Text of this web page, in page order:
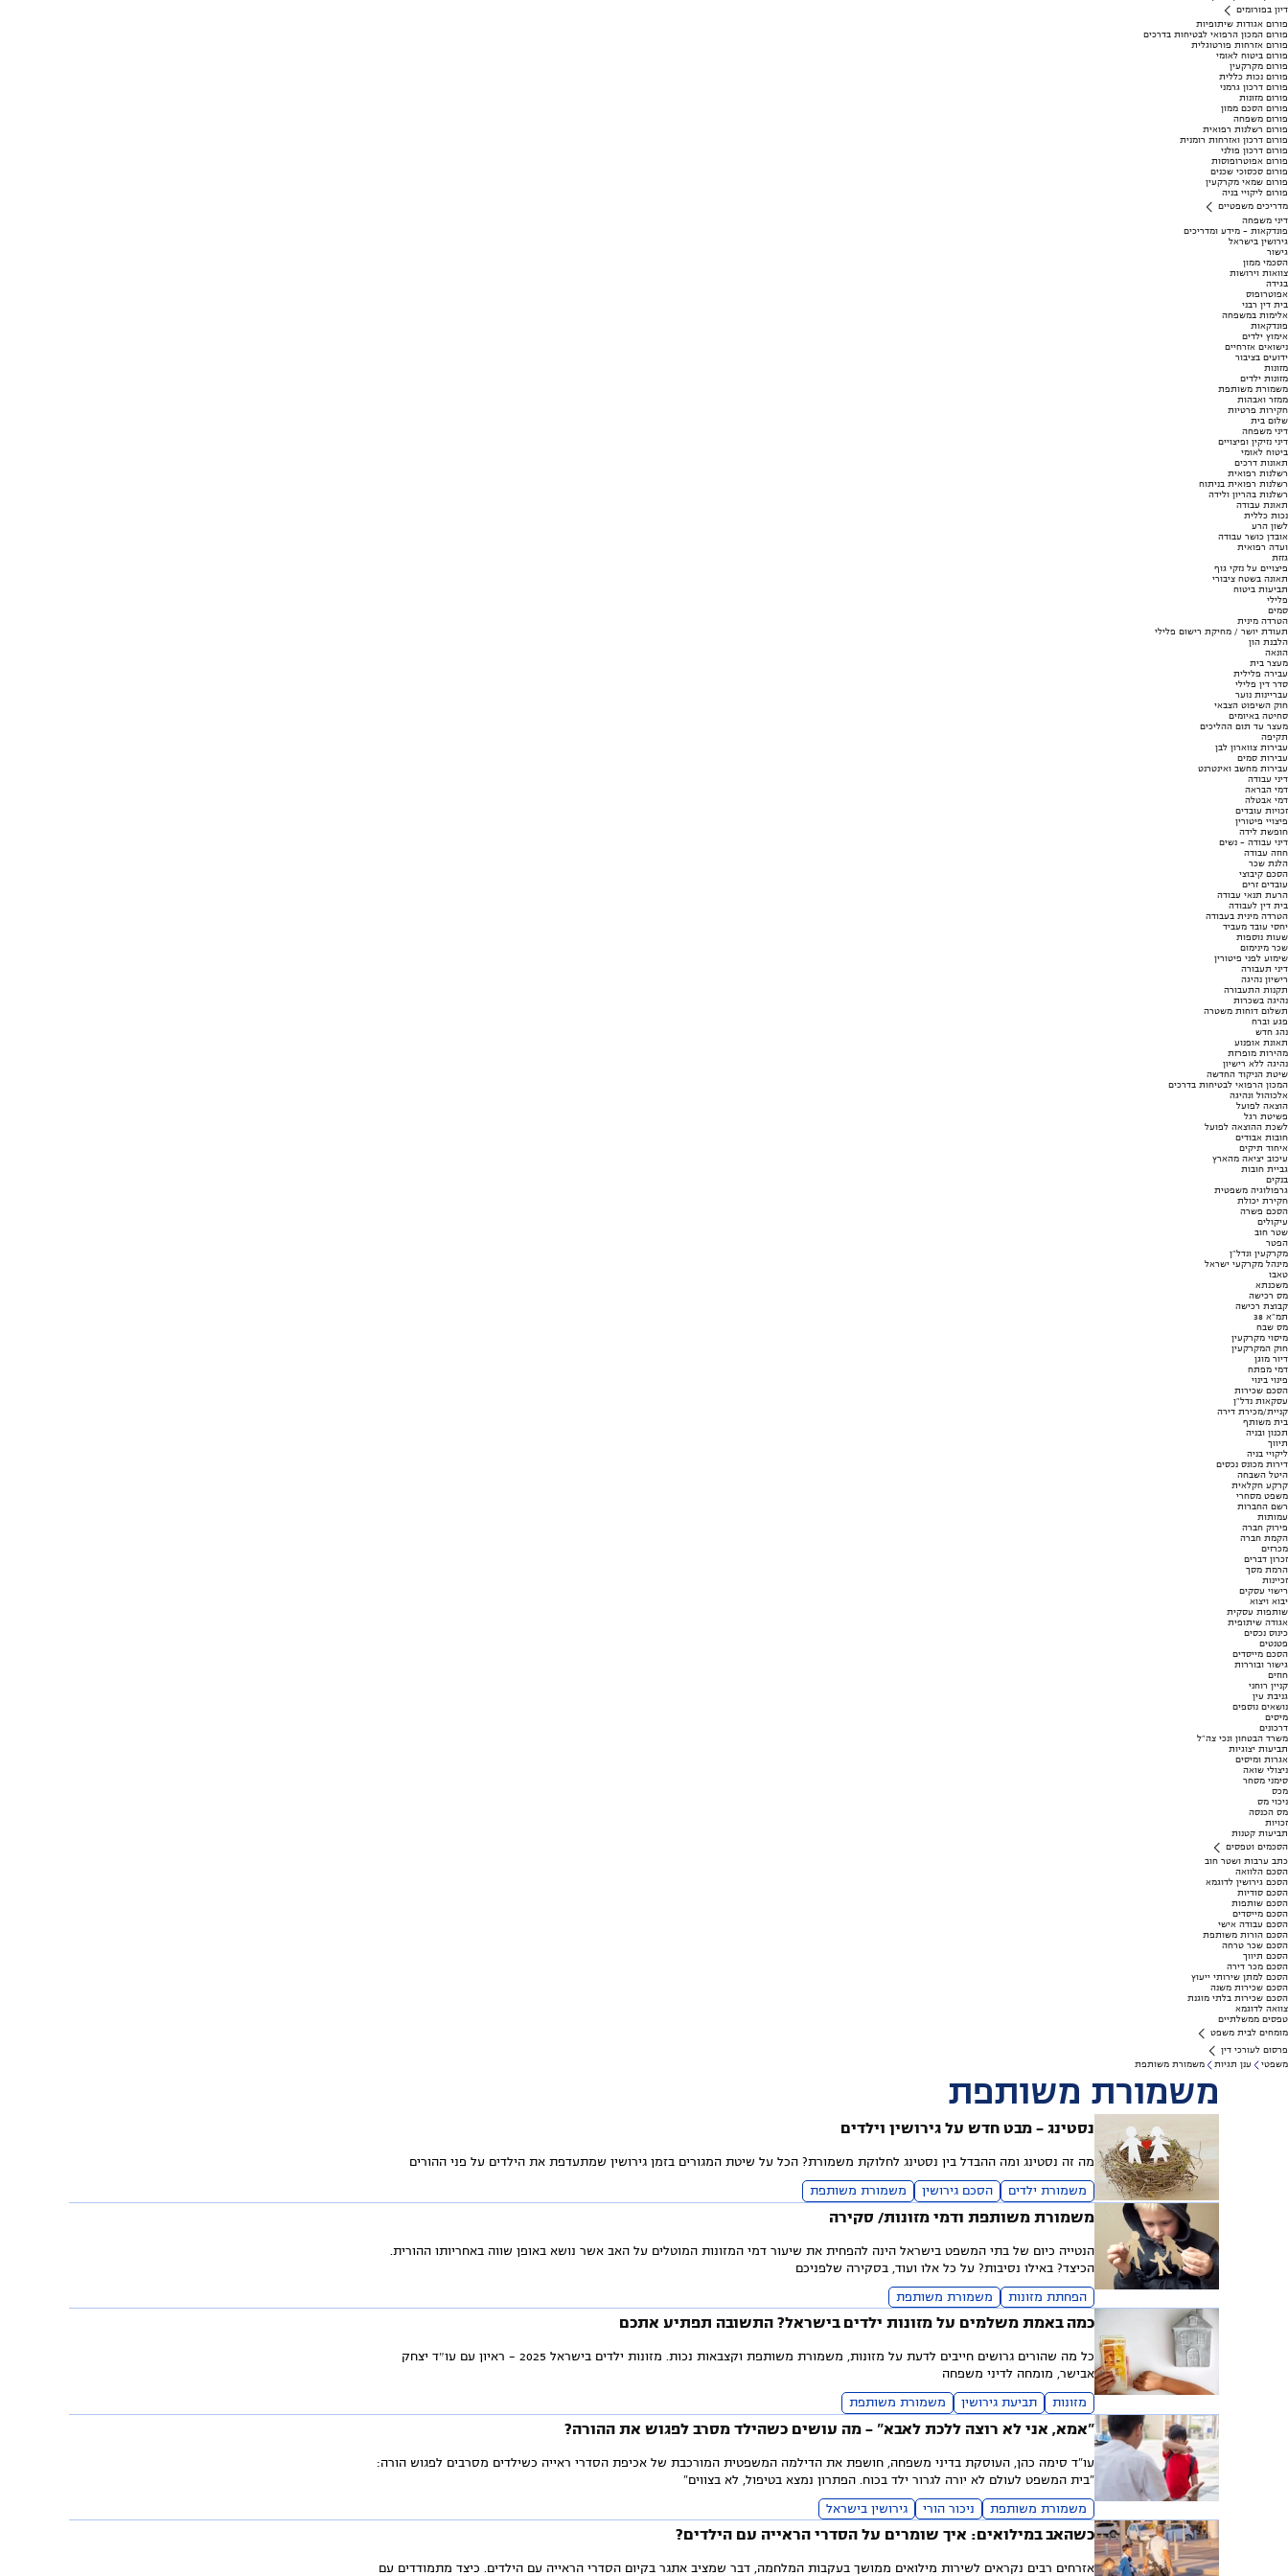
דיון בפורומים
פורום אגודות שיתופיות
פורום המכון הרפואי לבטיחות בדרכים
פורום אזרחות פורטוגלית
פורום ביטוח לאומי
פורום מקרקעין
פורום נכות כללית
פורום דרכון גרמני
פורום מזונות
פורום הסכם ממון
פורום משפחה
פורום רשלנות רפואית
פורום דרכון ואזרחות רומנית
פורום דרכון פולני
פורום אפוטרופוסות
פורום סכסוכי שכנים
פורום שמאי מקרקעין
פורום ליקויי בניה
מדריכים משפטיים
דיני משפחה
פונדקאות - מידע ומדריכים
גירושין בישראל
גישור
הסכמי ממון
צוואות וירושות
בגידה
אפוטרופוס
בית דין רבני
אלימות במשפחה
פונדקאות
אימוץ ילדים
נישואים אזרחיים
ידועים בציבור
מזונות
מזונות ילדים
משמורת משותפת
ממזר ואבהות
חקירות פרטיות
שלום בית
דיני משפחה
דיני נזיקין ופיצויים
ביטוח לאומי
תאונות דרכים
רשלנות רפואית
רשלנות רפואית בניתוח
רשלנות בהריון ולידה
תאונת עבודה
נכות כללית
לשון הרע
אובדן כושר עבודה
ועדה רפואית
גזזת
פיצויים על נזקי גוף
תאונה בשטח ציבורי
תביעות ביטוח
פלילי
סמים
הטרדה מינית
תעודת יושר / מחיקת רישום פלילי
הלבנת הון
הונאה
מעצר בית
עבירה פלילית
סדר דין פלילי
עבריינות נוער
חוק השיפוט הצבאי
סחיטה באיומים
מעצר עד תום ההליכים
תקיפה
עבירות צווארון לבן
עבירות סמים
עבירות מחשב ואינטרנט
דיני עבודה
דמי הבראה
דמי אבטלה
זכויות עובדים
פיצויי פיטורין
חופשת לידה
דיני עבודה - נשים
חוזה עבודה
הלנת שכר
הסכם קיבוצי
עובדים זרים
הרעת תנאי עבודה
בית דין לעבודה
הטרדה מינית בעבודה
יחסי עובד מעביד
שעות נוספות
שכר מינימום
שימוע לפני פיטורין
דיני תעבורה
רישיון נהיגה
תקנות התעבורה
נהיגה בשכרות
תשלום דוחות משטרה
פגע וברח
נהג חדש
תאונת אופנוע
מהירות מופרזת
נהיגה ללא רישיון
שיטת הניקוד החדשה
המכון הרפואי לבטיחות בדרכים
אלכוהול ונהיגה
הוצאה לפועל
פשיטת רגל
לשכת ההוצאה לפועל
חובות אבודים
איחוד תיקים
עיכוב יציאה מהארץ
גביית חובות
בנקים
גרפולוגיה משפטית
חקירת יכולת
הסכם פשרה
עיקולים
שטר חוב
הפטר
מקרקעין ונדל"ן
מינהל מקרקעי ישראל
טאבו
משכנתא
מס רכישה
קבוצת רכישה
תמ"א 38
מס שבח
מיסוי מקרקעין
חוק המקרקעין
דיור מוגן
דמי מפתח
פינוי בינוי
הסכם שכירות
עסקאות נדל"ן
קניית/מכירת דירה
בית משותף
תכנון ובניה
תיווך
ליקויי בניה
דירות מכונס נכסים
היטל השבחה
קרקע חקלאית
משפט מסחרי
רשם החברות
עמותות
פירוק חברה
הקמת חברה
מכרזים
זכרון דברים
הרמת מסך
זכיינות
רישוי עסקים
יבוא ויצוא
שותפות עסקית
אגודה שיתופית
כינוס נכסים
פטנטים
הסכם מייסדים
גישור ובוררות
חוזים
קניין רוחני
גניבת עין
נושאים נוספים
מיסים
דרכונים
משרד הבטחון ונכי צה"ל
תביעות יצוגיות
אגרות ומיסים
ניצולי שואה
סימני מסחר
מכס
ניכוי מס
מס הכנסה
זכויות
תביעות קטנות
הסכמים וטפסים
כתב ערבות ושטר חוב
הסכם הלוואה
הסכם גירושין לדוגמא
הסכם סודיות
הסכם שותפות
הסכם מייסדים
הסכם עבודה אישי
הסכם הורות משותפת
הסכם שכר טרחה
הסכם תיווך
הסכם מכר דירה
הסכם למתן שירותי ייעוץ
הסכם שכירות משנה
הסכם שכירות בלתי מוגנת
צוואה לדוגמא
טפסים ממשלתיים
מומחים לבית משפט
פרסום לעורכי דין
משפטי
ענן תגיות משמורת משותפת
משמורת משותפת
נסטינג – מבט חדש על גירושין וילדים
מה זה נסטינג ומה ההבדל בין נסטינג לחלוקת משמורת? הכל על שיטת המגורים בזמן גירושין שמתעדפת את הילדים על פני ההורים
משמורת ילדים הסכם גירושין משמורת משותפת
משמורת משותפת ודמי מזונות/ סקירה
הנטייה כיום של בתי המשפט בישראל הינה להפחית את שיעור דמי המזונות המוטלים על האב אשר נושא באופן שווה באחריותו ההורית.
הכיצד? באילו נסיבות? על כל אלו ועוד, בסקירה שלפניכם
הפחתת מזונות משמורת משותפת
כמה באמת משלמים על מזונות ילדים בישראל? התשובה תפתיע אתכם
כל מה שהורים גרושים חייבים לדעת על מזונות, משמורת משותפת וקצבאות נכות. מזונות ילדים בישראל 2025 - ראיון עם עו״ד יצחק
אבישר, מומחה לדיני משפחה
מזונות תביעת גירושין משמורת משותפת
"אמא, אני לא רוצה ללכת לאבא" - מה עושים כשהילד מסרב לפגוש את ההורה?
עו"ד סימה כהן, העוסקת בדיני משפחה, חושפת את הדילמה המשפטית המורכבת של אכיפת הסדרי ראייה כשילדים מסרבים לפגוש הורה:
"בית המשפט לעולם לא יורה לגרור ילד בכוח. הפתרון נמצא בטיפול, לא בצווים"
משמורת משותפת ניכור הורי גירושין בישראל
כשהאב במילואים: איך שומרים על הסדרי הראייה עם הילדים?
אזרחים רבים נקראים לשירות מילואים ממושך בעקבות המלחמה, דבר שמציב אתגר בקיום הסדרי הראייה עם הילדים. כיצד מתמודדים עם